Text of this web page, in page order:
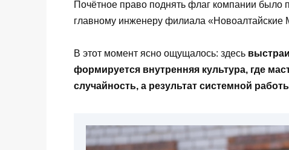
Почётное право поднять флаг компании было
главному инженеру филиала
В этот момент ясно ощущалось: здесь
формируется внутренняя культура, где
случайность, а результат системной